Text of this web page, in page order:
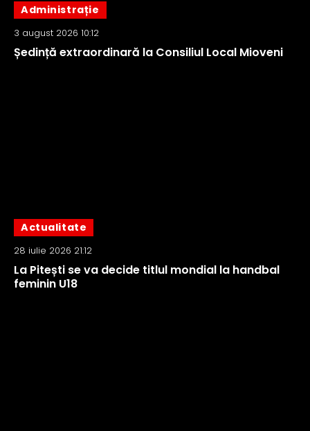
Administrație
3 august 2026 10:12
Ședință extraordinară la Consiliul Local Mioveni
Actualitate
28 iulie 2026 21:12
La Pitești se va decide titlul mondial la handbal
feminin U18